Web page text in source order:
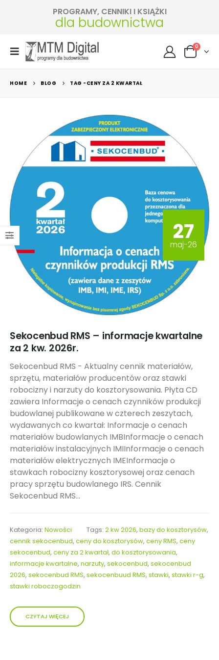
PROGRAMY, CENNIKI I KSIĄŻKI
dla budownictwa
0
HOME BLOG TAG - CENY ZA 2 KWARTAŁ
27
maj-26
Sekocenbud RMS – informacje kwartalne
za 2 kw. 2026r.
Sekocenbud RMS - Aktualny cennik materiałów,
sprzętu, materiałów producentów oraz stawki
robocizny i narzuty do kosztorysowania. Płyta CD
zawiera Informacje o cenach czynników produkcji
budowlanej publikowane w czterech zeszytach,
wydawanych co kwartał: Informacje o cenach
materiałów budowlanych IMBInformacje o cenach
materiałów instalacyjnych IMIInformacje o cenach
materiałów elektrycznych IMEInformacje o
stawkach robocizny kosztorysowej oraz cenach
pracy sprzętu budowlanego IRS. Cennik
Sekocenbud RMS...
Kategoria: Nowości Tags: 2 kw 2026, bazy do kosztorysów,
cennik sekocenbud, ceny do kosztorysów, ceny RMS, ceny
sekocenbud, ceny za 2 kwartał, do kosztorysowania,
informacje kwartalne, narzuty, sekocenbud, sekocenbud
2026, sekocenbud RMS, sekocenbuud RMS, stawki, stawki r-g,
stawki roboczogodzin
CZYTAJ WIĘCEJ